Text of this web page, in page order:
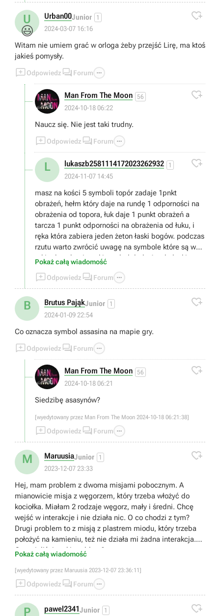
U
😃
Urban00Junior 1
2024-03-07 16:16

Witam nie umiem grać w orloga żeby przejść Lirę, ma ktoś
jakieś pomysły.
Odpowiedz  Forum 
Man From The Moon 56
2024-10-18 06:22

Naucz się. Nie jest taki trudny.
Odpowiedz  Forum 
L lukaszb2581114172023262932 1
2024-11-07 14:45

masz na kości 5 symboli topór zadaje 1pnkt
obrażeń, hełm który daje na rundę 1 odporności na
obrażenia od topora, łuk daje 1 punkt obrażeń a
tarcza 1 punkt odporności na obrażenia od łuku, i
ręka która zabiera jeden żeton łaski bogów. podczas
rzutu warto zwrócić uwagę na symbole które są w
takim kwadracie, taki symbol doda 1 pnkt łaski,
to będzie łaska wybierasz przed rozpoczęciem gry o
ile jakieś masz bo zdobywasz je po wygranej partii),
musisz zabrać wszystkie życia przeciwnikowi
Pokaż całą wiadomość
Odpowiedz  Forum 
B Brutus PająkJunior 1
2024-01-09 22:54

Co oznacza symbol assasina na mapie gry.
Odpowiedz  Forum 
Man From The Moon 56
2024-10-18 06:21

Siedzibę asasynów?
[wyedytowany przez Man From The Moon 2024-10-18 06:21:38]
Odpowiedz  Forum 
M MaruusiaJunior 1
2023-12-07 23:33

Hej, mam problem z dwoma misjami pobocznym. A
mianowicie misja z węgorzem, który trzeba włożyć do
kociołka. Miałam 2 rodzaje węgorz, mały i średni. Chcę
wejść w interakcje i nie działa nic. O co chodzi z tym?
Drugi problem to z misją z plastrem miodu, który trzeba
położyć na kamieniu, też nie działa mi żadna interakcja.
Czy mieliście taki problem?
Pokaż całą wiadomość
[wyedytowany przez Maruusia 2023-12-07 23:36:11]
Odpowiedz  Forum 
P pawel2341Junior 1 